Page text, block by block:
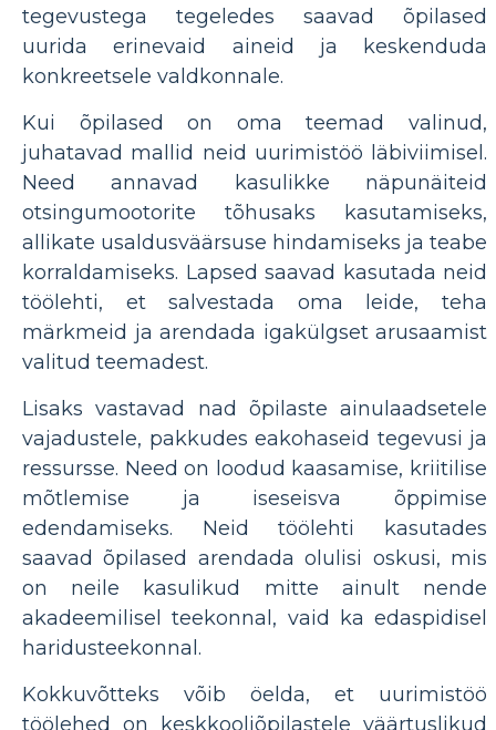
tegevustega tegeledes saavad õpilased
uurida erinevaid aineid ja keskenduda
konkreetsele valdkonnale.
Kui õpilased on oma teemad valinud,
juhatavad mallid neid uurimistöö läbiviimisel.
Need annavad kasulikke näpunäiteid
otsingumootorite tõhusaks kasutamiseks,
allikate usaldusväärsuse hindamiseks ja teabe
korraldamiseks. Lapsed saavad kasutada neid
töölehti, et salvestada oma leide, teha
märkmeid ja arendada igakülgset arusaamist
valitud teemadest.
Lisaks vastavad nad õpilaste ainulaadsetele
vajadustele, pakkudes eakohaseid tegevusi ja
ressursse. Need on loodud kaasamise, kriitilise
mõtlemise ja iseseisva õppimise
edendamiseks. Neid töölehti kasutades
saavad õpilased arendada olulisi oskusi, mis
on neile kasulikud mitte ainult nende
akadeemilisel teekonnal, vaid ka edaspidisel
haridusteekonnal.
Kokkuvõtteks võib öelda, et uurimistöö
töölehed on keskkooliõpilastele väärtuslikud